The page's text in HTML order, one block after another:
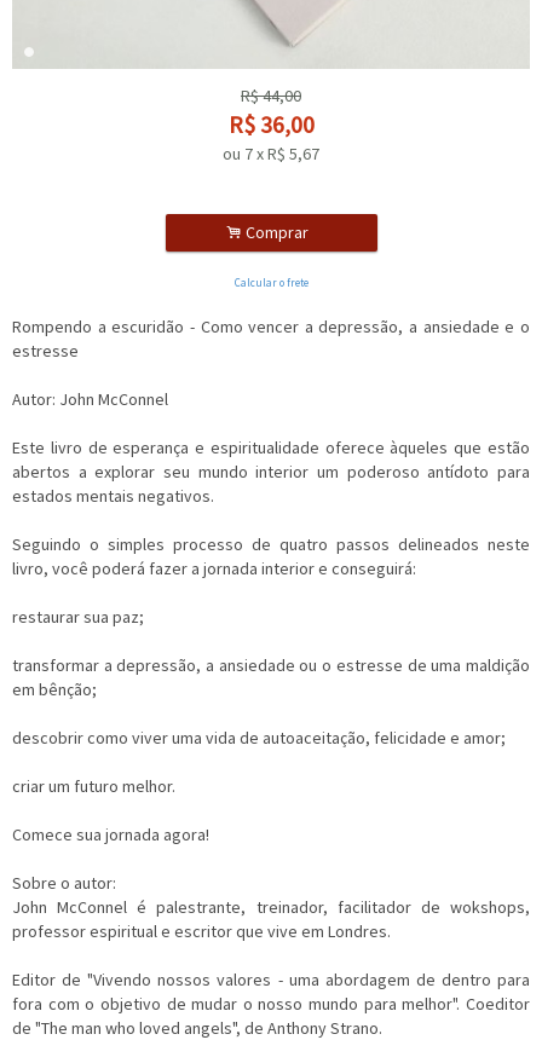
R$44,00
R$ 36,00
ou 7xR$ 5,67
. Comprar
Calcular o frete
Rompendo a escuridão - Como vencer a depressão, a ansiedade e o
estresse
Autor: John McConnel
Este livro de esperança e espiritualidade oferece àqueles que estão
abertos a explorar seu mundo interior um poderoso antídoto para
estados mentais negativos.
Seguindo o simples processo de quatro passos delineados neste
livro, você poderá fazer a jornada interior e conseguirá:
restaurar sua paz;
transformar a depressão, a ansiedade ou o estresse de uma maldição
em bênção;
descobrir como viver uma vida de autoaceitação, felicidade e amor;
criar um futuro melhor.
Comece sua jornada agora!
Sobre o autor:
John McConnel é palestrante, treinador, facilitador de wokshops,
professor espiritual e escritor que vive em Londres.
Editor de "Vivendo nossos valores - uma abordagem de dentro para
fora com o objetivo de mudar o nosso mundo para melhor". Coeditor
de "The man who loved angels", de Anthony Strano.